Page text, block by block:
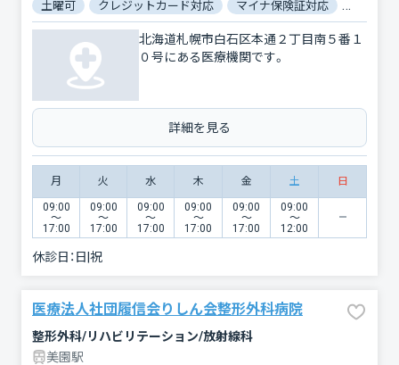
土曜可 クレジットカード対応 マイナ保険証対応
北海道札幌市白石区本通２丁目南５番１
０号にある医療機関です。
詳細を見る
月 火 水 木 金 土 日
09:00
〜
17:00
09:00
〜
17:00
09:00
〜
17:00
09:00
〜
17:00
09:00
〜
17:00
09:00
〜
12:00
休診日： 日|祝
医療法人社団履信会りしん会整形外科病院
整形外科/リハビリテーション/放射線科
美園駅